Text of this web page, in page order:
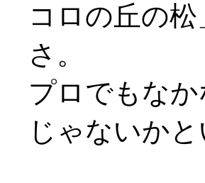
コロの丘の
さ。
プロでもな
じゃないか